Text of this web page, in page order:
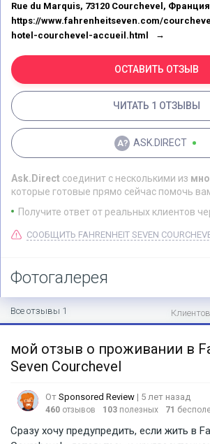
Rue du Marquis, 73120 Courchevel, Франция
https://www.fahrenheitseven.com/
hotel-courchevel-accueil.html
ОСТАВИТЬ ОТЗЫВ
ЧИТАТЬ 1 ОТЗЫВЫ
ASK.DIRECT
Ask.Direct соединит с несколькими из
которые готовые прямо сейчас помочь
Получите ответ от реальных клиентов
СООБЩИТЬ FAHRENHEIT SEVEN
Фотогалерея
Все отзывы 1
мой отзыв о проживании в
Seven Courchevel
От Sponsored Review | 5 лет назад
460 отзывов 103 полезных 71
Сразу хочу предупредить, если жить в